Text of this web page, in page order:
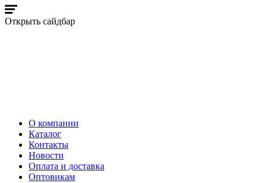
Открыть сайдбар
О компании
Каталог
Контакты
Новости
Оплата и доставка
Оптовикам